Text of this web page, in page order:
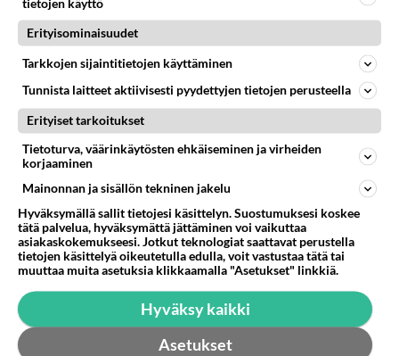
eikös niissä olla menty optiolla jos on "oikea" henkilö
yrittäjänä? saa nähdä kuinka tästä eteenpäin.
Eikös? No onko? Eli taidat sittenkin taas tietää.
Tämä teidän tyyli on niin typerä. Etkö tajua että
kaikki näkee mitä te teette?
Ja kukas muu kuin kepu siellä mölyämässä. Ketä
muuta harmittaisi kokoomusyrittäjä campingissa.
Paikka valittu vuoden camping-alueeksi ja vetää
kävijöitä Sysmään kuin magneetti. Aivan oikein
että saanut jatkoa. Ja olisi ehkä aihetta saada
Äänestä Kommentoi
tietojen käyttö
Erityisominaisuudet
Tarkkojen sijaintitietojen käyttäminen
Tunnista laitteet aktiivisesti pyydettyjen tietojen perusteella
Erityiset tarkoitukset
Tietoturva, väärinkäytösten ehkäiseminen ja virheiden
korjaaminen
Mainonnan ja sisällön tekninen jakelu
Hyväksymällä sallit tietojesi käsittelyn. Suostumuksesi koskee
tätä palvelua, hyväksymättä jättäminen voi vaikuttaa
asiakaskokemukseesi. Jotkut teknologiat saattavat perustella
tietojen käsittelyä oikeutetulla edulla, voit vastustaa tätä tai
muuttaa muita asetuksia klikkaamalla "Asetukset" linkkiä.
Hyväksy kaikki
Asetukset